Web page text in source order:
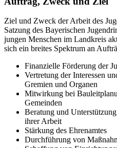
Ziel und Zweck der Arbeit des
Satzung des Bayerischen
jungen Menschen im Landkreis
sich ein breites Spektrum an
Finanzielle Förderung der
Vertretung der Interessen
Gremien und Organen
Mitwirkung bei
Gemeinden
Beratung und
ihrer Arbeit
Stärkung des Ehrenamtes
Durchführung von